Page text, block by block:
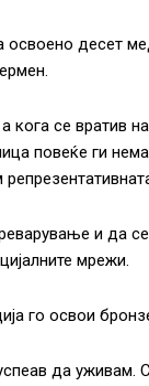
освоено десет
кога се вратив
повеќе ги
и да
мрежи.
го освои
да уживам.